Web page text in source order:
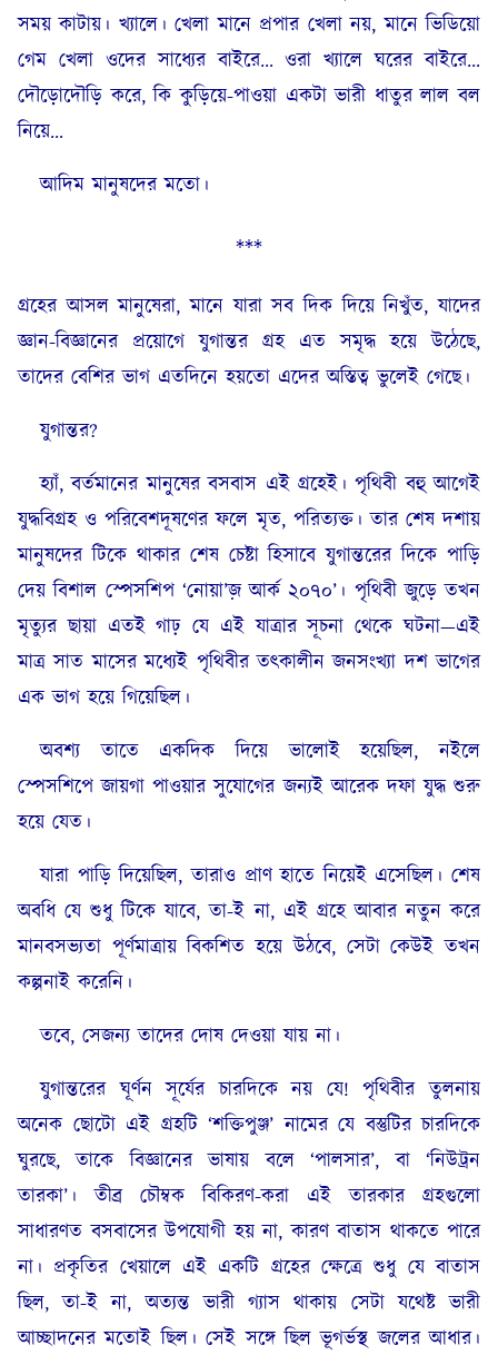
সময় কাটায়। খ্যালে। খেলা মানে প্রপার খেলা নয়, মানে ভিডিয়ো
গেম খেলা ওদের সাধ্যের বাইরে… ওরা খ্যালে ঘরের বাইরে…
দৌড়োদৌড়ি করে, কি কুড়িয়ে-পাওয়া একটা ভারী ধাতুর লাল বল
নিয়ে…
আদিম মানুষদের মতো।
***
গ্রহের আসল মানুষেরা, মানে যারা সব দিক দিয়ে নিখুঁত, যাদের
জ্ঞান-বিজ্ঞানের প্রয়োগে যুগান্তর গ্রহ এত সমৃদ্ধ হয়ে উঠেছে,
তাদের বেশির ভাগ এতদিনে হয়তো এদের অস্তিত্ব ভুলেই গেছে।
যুগান্তর?
হ্যাঁ, বর্তমানের মানুষের বসবাস এই গ্রহেই। পৃথিবী বহু আগেই
যুদ্ধবিগ্রহ ও পরিবেশদূষণের ফলে মৃত, পরিত্যক্ত। তার শেষ দশায়
মানুষদের টিকে থাকার শেষ চেষ্টা হিসাবে যুগান্তরের দিকে পাড়ি
দেয় বিশাল স্পেসশিপ ‘নোয়া’জ় আর্ক ২০৭০’। পৃথিবী জুড়ে তখন
মৃত্যুর ছায়া এতই গাঢ় যে এই যাত্রার সূচনা থেকে ঘটনা—এই
মাত্র সাত মাসের মধ্যেই পৃথিবীর তৎকালীন জনসংখ্যা দশ ভাগের
এক ভাগ হয়ে গিয়েছিল।
অবশ্য তাতে একদিক দিয়ে ভালোই হয়েছিল, নইলে
স্পেসশিপে জায়গা পাওয়ার সুযোগের জন্যই আরেক দফা যুদ্ধ শুরু
হয়ে যেত।
যারা পাড়ি দিয়েছিল, তারাও প্রাণ হাতে নিয়েই এসেছিল। শেষ
অবধি যে শুধু টিকে যাবে, তা-ই না, এই গ্রহে আবার নতুন করে
মানবসভ্যতা পূর্ণমাত্রায় বিকশিত হয়ে উঠবে, সেটা কেউই তখন
কল্পনাই করেনি।
তবে, সেজন্য তাদের দোষ দেওয়া যায় না।
যুগান্তরের ঘূর্ণন সূর্যের চারদিকে নয় যে! পৃথিবীর তুলনায়
অনেক ছোটো এই গ্রহটি ‘শক্তিপুঞ্জ’ নামের যে বস্তুটির চারদিকে
ঘুরছে, তাকে বিজ্ঞানের ভাষায় বলে ‘পালসার’, বা ‘নিউট্রন
তারকা’। তীব্র চৌম্বক বিকিরণ-করা এই তারকার গ্রহগুলো
সাধারণত বসবাসের উপযোগী হয় না, কারণ বাতাস থাকতে পারে
না। প্রকৃতির খেয়ালে এই একটি গ্রহের ক্ষেত্রে শুধু যে বাতাস
ছিল, তা-ই না, অত্যন্ত ভারী গ্যাস থাকায় সেটা যথেষ্ট ভারী
আচ্ছাদনের মতোই ছিল। সেই সঙ্গে ছিল ভূগর্ভস্থ জলের আধার।